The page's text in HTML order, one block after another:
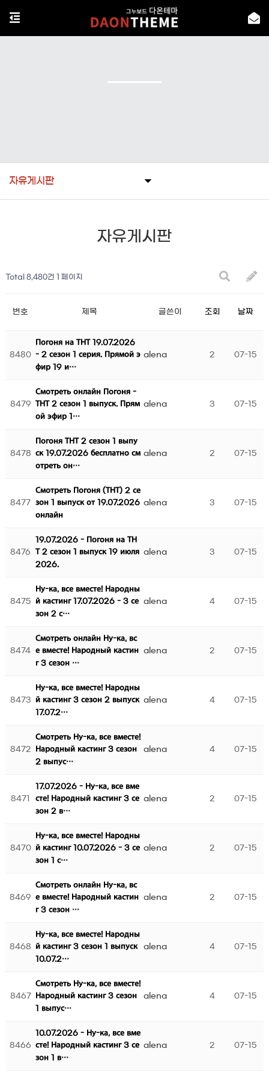
자유게시판
자유게시판
Total 8,480건 1 페이지
번호 제목 글쓴이 조회 날짜
8480
Погоня на ТНТ 19.07.2026
- 2 сезон 1 серия. Прямой э
фир 19 и…
alena 2 07-15
8479
Смотреть онлайн Погоня -
ТНТ 2 сезон 1 выпуск. Прям
ой эфир 1…
alena 3 07-15
8478
Погоня ТНТ 2 сезон 1 выпу
ск 19.07.2026 бесплатно см
отреть он…
alena 2 07-15
8477
Смотреть Погоня (ТНТ) 2 се
зон 1 выпуск от 19.07.2026
онлайн
alena 3 07-15
8476
19.07.2026 - Погоня на ТН
Т 2 сезон 1 выпуск 19 июля
2026.
alena 3 07-15
8475
Ну-ка, все вместе! Народны
й кастинг 17.07.2026 - 3 се
зон 2 с…
alena 4 07-15
8474
Смотреть онлайн Ну-ка, вс
е вместе! Народный кастин
г 3 сезон …
alena 2 07-15
8473
Ну-ка, все вместе! Народны
й кастинг 3 сезон 2 выпуск
17.07.2…
alena 4 07-15
8472
Смотреть Ну-ка, все вместе!
Народный кастинг 3 сезон
2 выпус…
alena 4 07-15
8471
17.07.2026 - Ну-ка, все вме
сте! Народный кастинг 3 се
зон 2 в…
alena 2 07-15
8470
Ну-ка, все вместе! Народны
й кастинг 10.07.2026 - 3 се
зон 1 с…
alena 2 07-15
8469
Смотреть онлайн Ну-ка, вс
е вместе! Народный кастин
г 3 сезон …
alena 2 07-15
8468
Ну-ка, все вместе! Народны
й кастинг 3 сезон 1 выпуск
10.07.2…
alena 4 07-15
8467
Смотреть Ну-ка, все вместе!
Народный кастинг 3 сезон
1 выпус…
alena 4 07-15
8466
10.07.2026 - Ну-ка, все вме
сте! Народный кастинг 3 се
зон 1 в…
alena 2 07-15